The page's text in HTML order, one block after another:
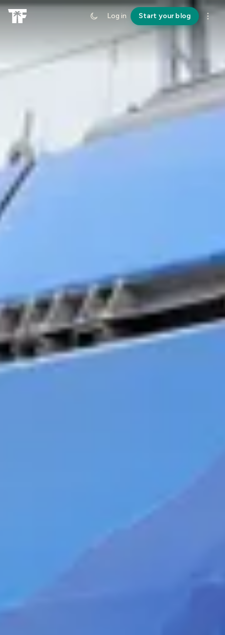
Log in Start your blog